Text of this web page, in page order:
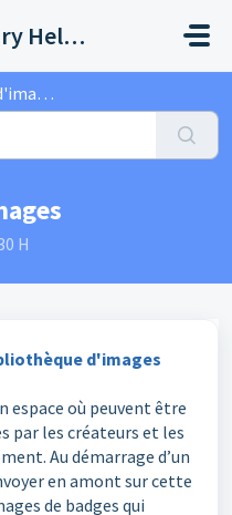
Open Badge Factory Help Center
H
d'images
espace où peuvent être
par les créateurs et les
Au démarrage d’un
en amont sur cette
de badges qui